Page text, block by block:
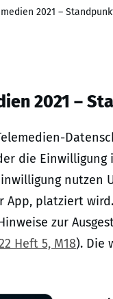
2021 –
2021 –
die
nutzen
App, platziert
zur
Heft 5, M18). Die